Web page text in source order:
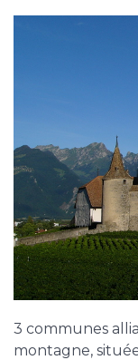
3 communes
montagne,